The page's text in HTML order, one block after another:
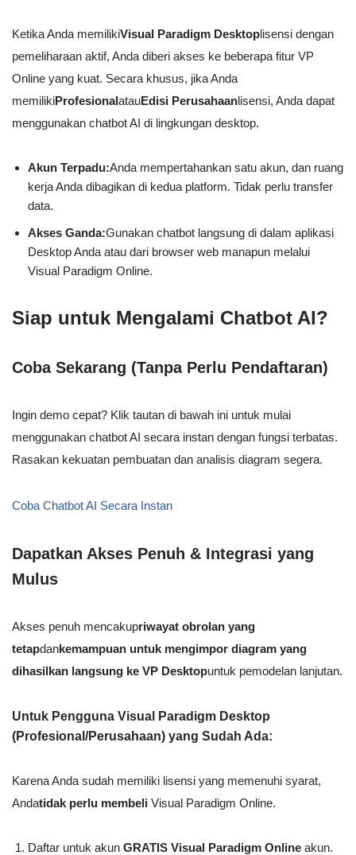
Ketika Anda memilikiVisual Paradigm Desktoplisensi dengan
pemeliharaan aktif, Anda diberi akses ke beberapa fitur VP
Online yang kuat. Secara khusus, jika Anda
memilikiProfesionalatauEdisi Perusahaanlisensi, Anda dapat
menggunakan chatbot AI di lingkungan desktop.
Akun Terpadu:Anda mempertahankan satu akun, dan ruang
kerja Anda dibagikan di kedua platform. Tidak perlu transfer
data.
Akses Ganda:Gunakan chatbot langsung di dalam aplikasi
Desktop Anda atau dari browser web manapun melalui
Visual Paradigm Online.
Siap untuk Mengalami Chatbot AI?
Coba Sekarang (Tanpa Perlu Pendaftaran)
Ingin demo cepat? Klik tautan di bawah ini untuk mulai
menggunakan chatbot AI secara instan dengan fungsi terbatas.
Rasakan kekuatan pembuatan dan analisis diagram segera.
Coba Chatbot AI Secara Instan
Dapatkan Akses Penuh & Integrasi yang
Mulus
Akses penuh mencakupriwayat obrolan yang
tetapdankemampuan untuk mengimpor diagram yang
dihasilkan langsung ke VP Desktopuntuk pemodelan lanjutan.
Untuk Pengguna Visual Paradigm Desktop
(Profesional/Perusahaan) yang Sudah Ada:
Karena Anda sudah memiliki lisensi yang memenuhi syarat,
Andatidak perlu membeli Visual Paradigm Online.
Daftar untuk akun GRATIS Visual Paradigm Online akun.